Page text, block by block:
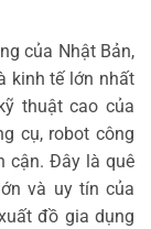
của Nhật Bản,
kinh tế lớn nhất
thuật cao của
cụ, robot công
cận. Đây là quê
và uy tín của
đồ gia dụng